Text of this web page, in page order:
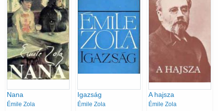
Nana
Émile Zola
Igazság
Émile Zola
A hajsza
Émile Zola